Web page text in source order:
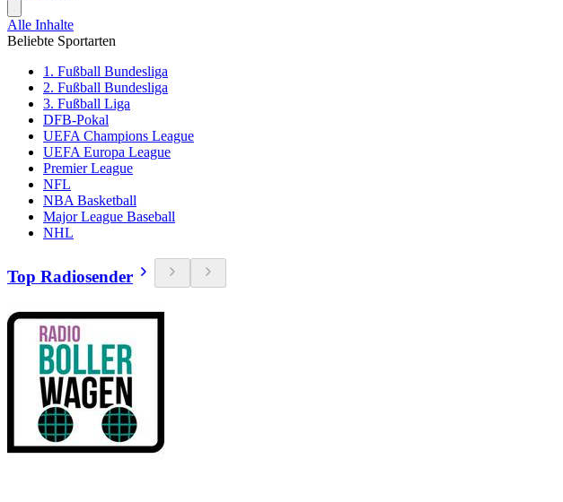
Alle Inhalte
Beliebte Sportarten
1. Fußball Bundesliga
2. Fußball Bundesliga
3. Fußball Liga
DFB-Pokal
UEFA Champions League
UEFA Europa League
Premier League
NFL
NBA Basketball
Major League Baseball
NHL
Top Radiosender